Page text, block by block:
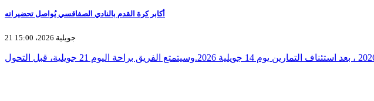
أكابر كرة القدم بالنادي الصفاقسي يُواصل تحضيراته
21 جويلية 2026، 15:00